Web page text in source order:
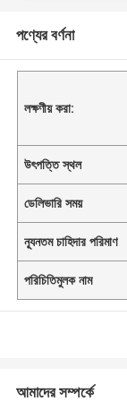
পণ্যের বর্ণনা
লক্ষণীয় করা:
উৎপত্তি স্থল
ডেলিভারি সময়
ন্যূনতম চাহিদার পরিমাণ
পরিচিতিমুলক নাম
আমাদের সম্পর্কে